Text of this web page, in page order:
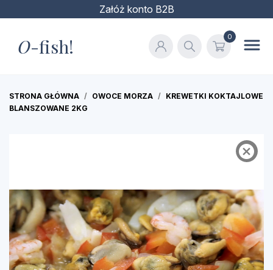
Załóż konto B2B
O-fish! 0
STRONA GŁÓWNA OWOCE MORZA
KREWETKI KOKTAJLOWE
BLANSZOWANE 2KG